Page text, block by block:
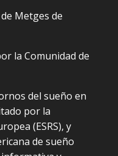
Metges de
la Comunidad de
del sueño en
por la
(ESRS), y
de sueño